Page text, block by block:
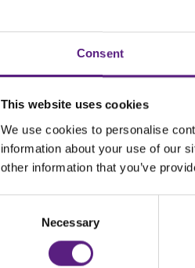
Consent
This website uses cookies
We use cookies to personalise
information about your use of our
other information that you’ve
Necessary